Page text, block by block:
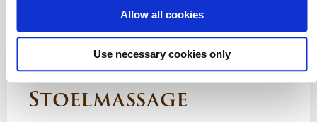
Allow all cookies
Use necessary cookies only
Stoelmassage